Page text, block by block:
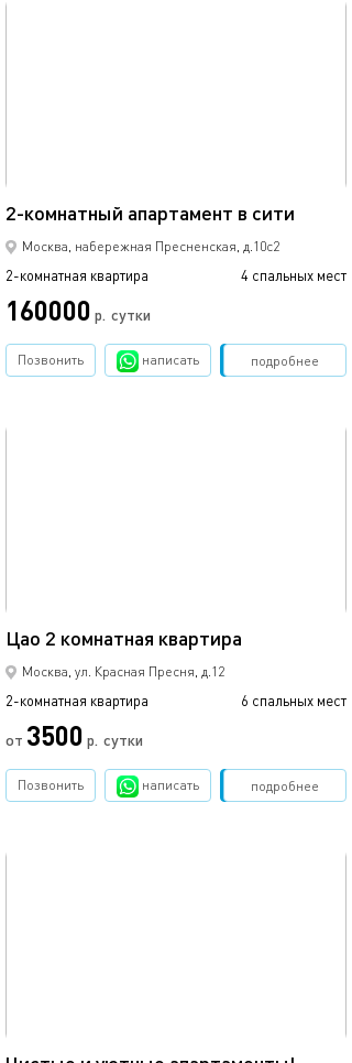
2-комнатный апартамент в сити
Москва, набережная Пресненская, д.10с2
2-комнатная квартира 4 спальных мест
160000 р. сутки
подробнее
Позвонить написать Забронировать
Цао 2 комнатная квартира
Москва, ул. Красная Пресня, д.12
2-комнатная квартира 6 спальных мест
от 3500 р. сутки
подробнее
Позвонить написать Забронировать